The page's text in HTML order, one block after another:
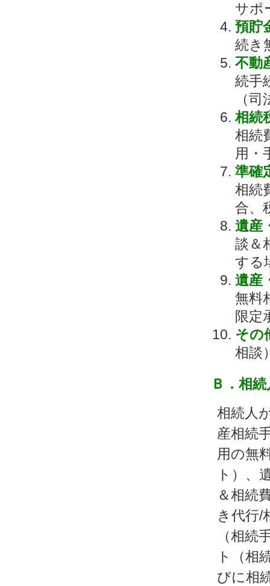
サポ
預貯
続き
不動
続手
（
相続
相続
用・
準確
相続
合、
遺産
談＆
する
遺産
無料
限定
その
相談
Ｂ．相
相続人
産相続
用の無
ト）、
＆相続
き代行/
（相続
ト（相
びに相